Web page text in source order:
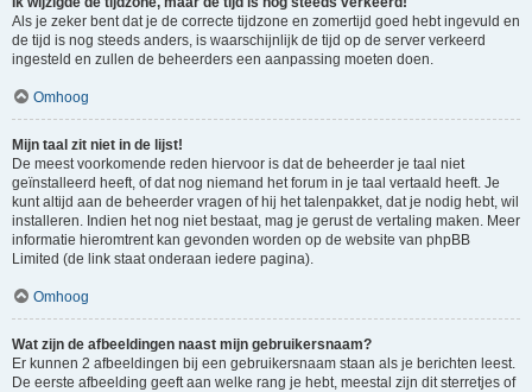
Als je zeker bent dat je de correcte tijdzone en zomertijd goed hebt ingevuld en
de tijd is nog steeds anders, is waarschijnlijk de tijd op de server verkeerd
ingesteld en zullen de beheerders een aanpassing moeten doen.
Omhoog
Mijn taal zit niet in de lijst!
De meest voorkomende reden hiervoor is dat de beheerder je taal niet
geïnstalleerd heeft, of dat nog niemand het forum in je taal vertaald heeft. Je
kunt altijd aan de beheerder vragen of hij het talenpakket, dat je nodig hebt, wil
installeren. Indien het nog niet bestaat, mag je gerust de vertaling maken. Meer
informatie hieromtrent kan gevonden worden op de website van phpBB
Limited (de link staat onderaan iedere pagina).
Omhoog
Wat zijn de afbeeldingen naast mijn gebruikersnaam?
Er kunnen 2 afbeeldingen bij een gebruikersnaam staan als je berichten leest.
De eerste afbeelding geeft aan welke rang je hebt, meestal zijn dit sterretjes of